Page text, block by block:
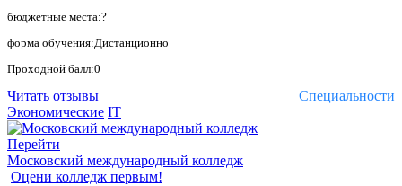
бюджетные места:?
форма обучения:Дистанционно
Проходной балл:0
Специальности
Читать отзывы
Экономические IT
Перейти
Московский международный колледж
Оцени колледж первым!